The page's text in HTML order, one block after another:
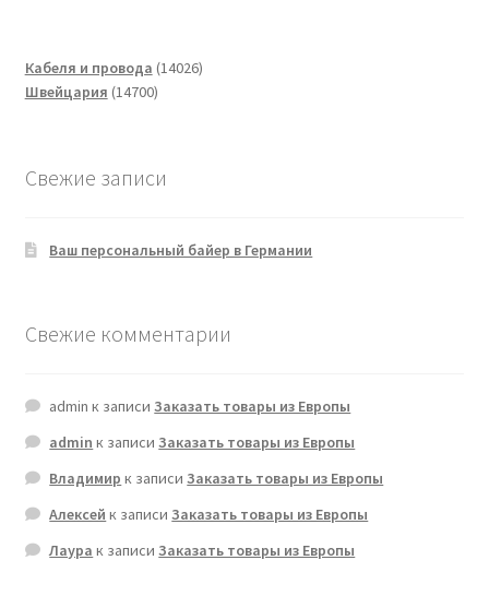
Кабеля и провода 1402614026
Швейцария 1470014700
Свежие записи
Ваш персональный байер в Германии
Свежие комментарии
admin к записиЗаказать товары из Европы
admin к записиЗаказать товары из Европы
Владимир к записиЗаказать товары из Европы
Алексей к записиЗаказать товары из Европы
Лаура к записиЗаказать товары из Европы